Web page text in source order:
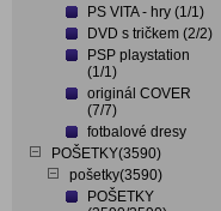
PS VITA - hry (1/1)
DVD s tričkem (2/2)
PSP playstation
(1/1)
originál COVER
(7/7)
fotbalové dresy
POŠETKY(3590)
pošetky(3590)
POŠETKY